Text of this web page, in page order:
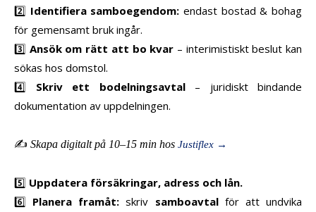
2️⃣ Identifiera samboegendom: endast bostad & bohag
för gemensamt bruk ingår.
3️⃣ Ansök om rätt att bo kvar – interimistiskt beslut kan
sökas hos domstol.
4️⃣ Skriv ett bodelningsavtal– juridiskt bindande
dokumentation av uppdelningen.
✍️ Skapa digitalt på 10–15 min hos Justiflex →
5️⃣ Uppdatera försäkringar, adress och lån.
6️⃣ Planera framåt: skriv samboavtalför att undvika